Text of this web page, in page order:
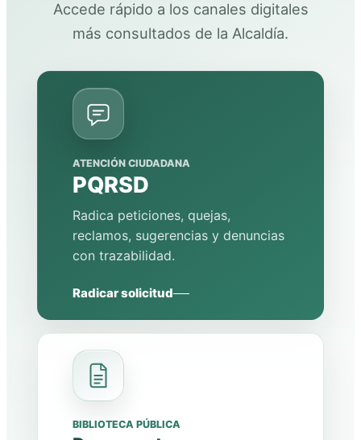
Accede rápido a los canales digitales
más consultados de la Alcaldía.
ATENCIÓN CIUDADANA
PQRSD
Radica peticiones, quejas,
reclamos, sugerencias y denuncias
con trazabilidad.
Radicar solicitud
BIBLIOTECA PÚBLICA